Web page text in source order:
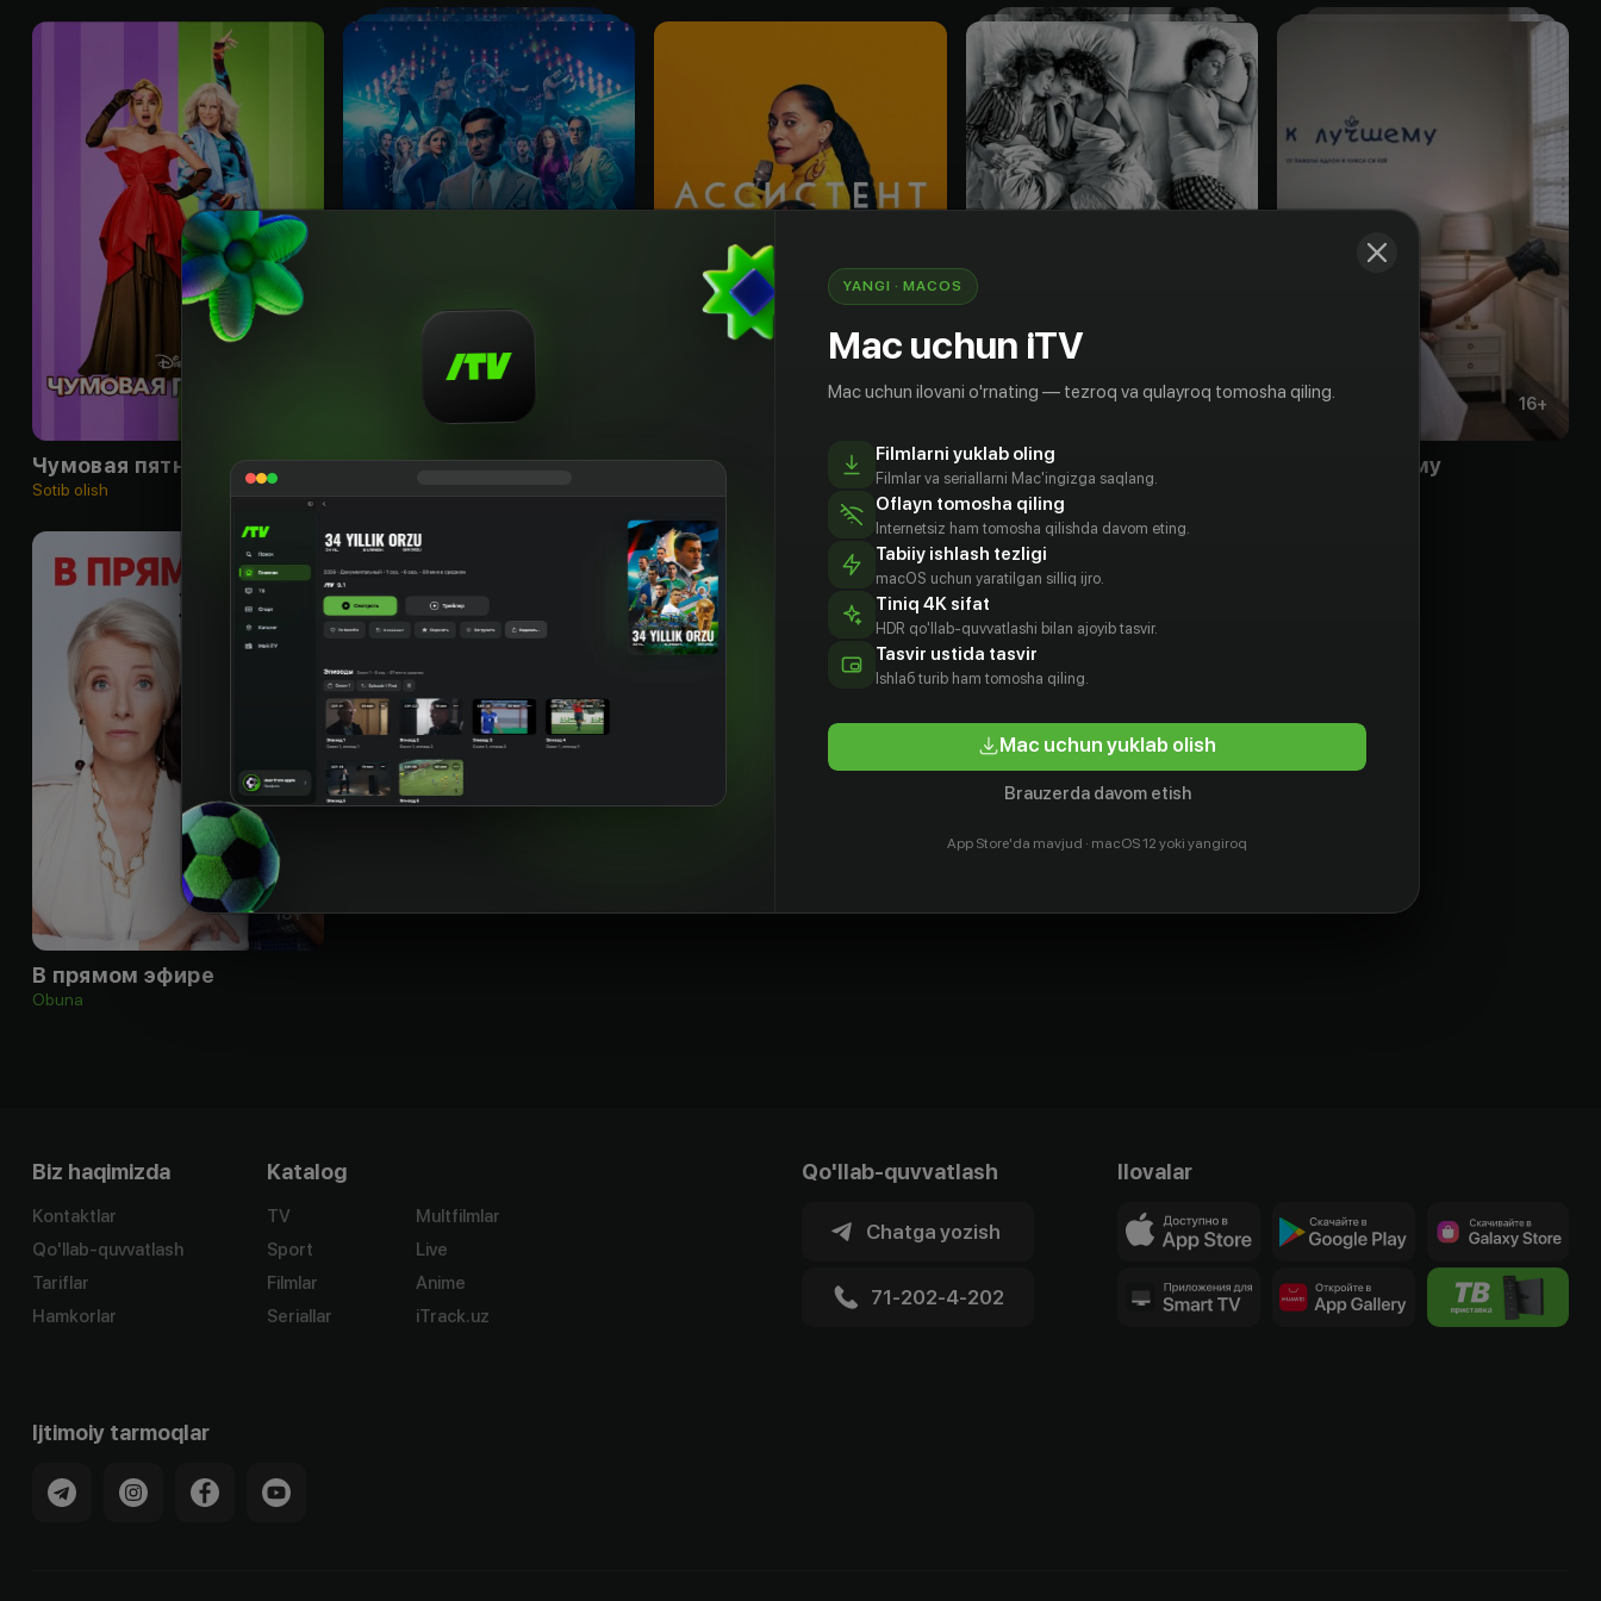
Чумовая пятница 2
Sotib olish
Добро пожаловать в Чиппендейлс
12 +
Ассистент звезды
16+
Ты, Я, Она
Obuna
16+
Все к лучшему
18+
В прямом эфире
Obuna
Biz haqimizda
Kontaktlar
Qo'llab-quvvatlash
Tariflar
Hamkorlar
Katalog
TV
Sport
Filmlar
Seriallar
Multfilmlar
Live
Anime
iTrack.uz
Qo'llab-quvvatlash
Chatga yozish
71-202-4-202
Ilovalar
Ijtimoiy tarmoqlar
YANGI · MACOS
Mac uchun iTV
Mac uchun ilovani o'rnating — tezroq va qulayroq tomosha qiling.
Filmlarni yuklab oling
Filmlar va seriallarni Mac'ingizga saqlang.
Oflayn tomosha qiling
Internetsiz ham tomosha qilishda davom eting.
Tabiiy ishlash tezligi
macOS uchun yaratilgan silliq ijro.
Tiniq 4K sifat
HDR qo'llab-quvvatlashi bilan ajoyib tasvir.
Tasvir ustida tasvir
Ishlаб turib ham tomosha qiling.
Mac uchun yuklab olish
Brauzerda davom etish
App Store'da mavjud · macOS 12 yoki yangiroq